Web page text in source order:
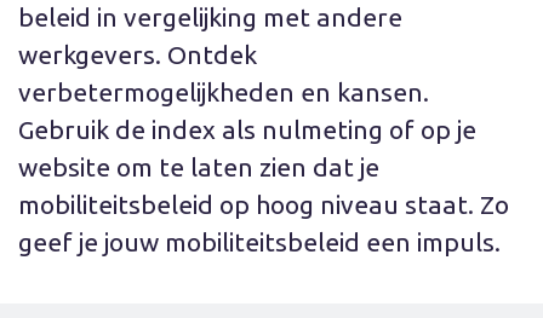
beleid in vergelijking met andere
werkgevers. Ontdek
verbetermogelijkheden en kansen.
Gebruik de index als nulmeting of op je
website om te laten zien dat je
mobiliteitsbeleid op hoog niveau staat. Zo
geef je jouw mobiliteitsbeleid een impuls.